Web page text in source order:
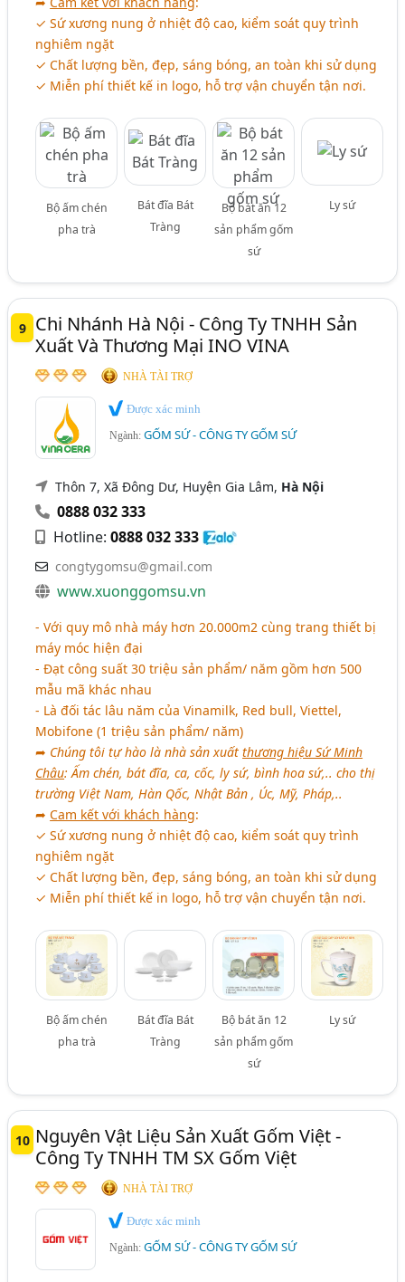
✓ Sứ xương nung ở nhiệt độ cao, kiểm soát quy trình
nghiêm ngặt
✓ Chất lượng bền, đẹp, sáng bóng, an toàn khi sử dụng
✓ Miễn phí thiết kế in logo, hỗ trợ vận chuyển tận nơi.
Bộ ấm chén
pha trà
Bát đĩa Bát
Tràng
Bộ bát ăn 12
sản phẩm gốm
sứ
Ly sứ
9
Chi Nhánh Hà Nội - Công Ty TNHH Sản
Xuất Và Thương Mại INO VINA
NHÀ TÀI TRỢ
Được xác minh
Ngành:GỐM SỨ - CÔNG TY GỐM SỨ
Thôn 7, Xã Đông Dư, Huyện Gia Lâm, Hà Nội
0888 032 333
Hotline:0888 032 333
congtygomsu@gmail.com
www.xuonggomsu.vn
- Với quy mô nhà máy hơn 20.000m2 cùng trang thiết bị
máy móc hiện đại
- Đạt công suất 30 triệu sản phẩm/ năm gồm hơn 500
mẫu mã khác nhau
- Là đối tác lâu năm của Vinamilk, Red bull, Viettel,
Mobifone (1 triệu sản phẩm/ năm)
➦ Chúng tôi tự hào là nhà sản xuấtthương hiệu Sứ Minh
Châu: Ấm chén, bát đĩa, ca, cốc, ly sứ, bình hoa sứ,.. cho thị
trường Việt Nam, Hàn Qốc, Nhật Bản , Úc, Mỹ, Pháp,..
➦Cam kết với khách hàng:
✓ Sứ xương nung ở nhiệt độ cao, kiểm soát quy trình
nghiêm ngặt
✓ Chất lượng bền, đẹp, sáng bóng, an toàn khi sử dụng
✓ Miễn phí thiết kế in logo, hỗ trợ vận chuyển tận nơi.
Bộ ấm chén
pha trà
Bát đĩa Bát
Tràng
Bộ bát ăn 12
sản phẩm gốm
sứ
Ly sứ
10 Nguyên Vật Liệu Sản Xuất Gốm Việt -
Công Ty TNHH TM SX Gốm Việt
NHÀ TÀI TRỢ
Được xác minh
Ngành:GỐM SỨ - CÔNG TY GỐM SỨ